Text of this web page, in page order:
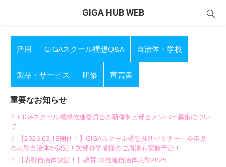
GIGA HUB WEB
活用 GIGAスクール構想Q&A 自治体・学校
製品・サービス 研修 宣言書
重要なお知らせ
GIGAスクール構想推進委員会の新体制と部会メンバー募集につい
て
【2026.03.13開催！】GIGAスクール構想推進セミナー～今年度
の表彰自治体が決定！文部科学省様のご講演も実施予定！
【表彰自治体決定！】教育DX推進自治体表彰2025